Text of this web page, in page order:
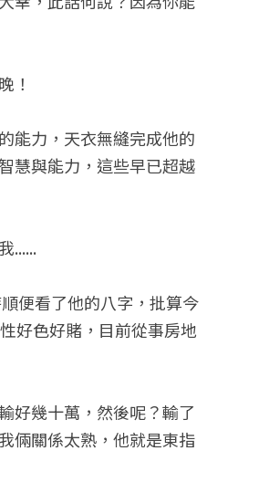
！
能力，天衣無縫完成他的
慧與能力，這些早已超越
......
便看了他的八字，批算今
好色好賭，目前從事房地
好幾十萬，然後呢？輸了
倆關係太熟，他就是東指